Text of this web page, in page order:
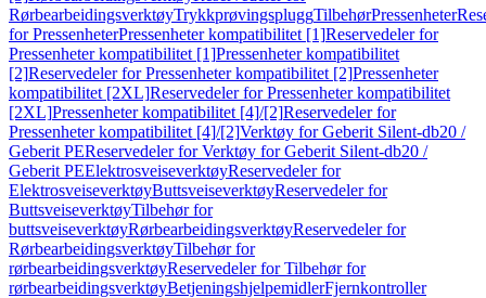
RørbearbeidingsverktøyTrykkprøvingspluggTilbehørPressenheter
for PressenheterPressenheter kompatibilitet [1]Reservedeler for
Pressenheter kompatibilitet [1]Pressenheter kompatibilitet
[2]Reservedeler for Pressenheter kompatibilitet [2]Pressenheter
kompatibilitet [2XL]Reservedeler for Pressenheter kompatibilitet
[2XL]Pressenheter kompatibilitet [4]/[2]Reservedeler for
Pressenheter kompatibilitet [4]/[2]Verktøy for Geberit Silent-db20 /
Geberit PEReservedeler for Verktøy for Geberit Silent-db20 /
Geberit PEElektrosveiseverktøyReservedeler for
ElektrosveiseverktøyButtsveiseverktøyReservedeler for
ButtsveiseverktøyTilbehør for
buttsveiseverktøyRørbearbeidingsverktøyReservedeler for
RørbearbeidingsverktøyTilbehør for
rørbearbeidingsverktøyReservedeler for Tilbehør for
rørbearbeidingsverktøyBetjeningshjelpemidlerFjernkontroller